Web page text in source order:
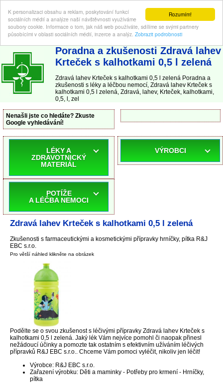
Rozumím!
K personalizaci obsahu a reklam, poskytování funkcí
sociálních médií a analýze naší návštěvnosti využíváme
soubory cookie. Informace o tom, jak náš web používáte, sdílíme se svými partnery
působícími v oblasti sociálních médií, inzerce a analýz. Zobrazit podrobnosti
ABC-LEKARNA.cz | Poradna a zkušenosti s léky a léčbou nemocí
Poradna a zkušenosti Zdravá lahev
Krteček s kalhotkami 0,5 l zelená
Zdravá lahev Krteček s kalhotkami 0,5 l zelená Poradna a
zkušenosti s léky a léčbou nemocí, Zdravá lahev Krteček s
kalhotkami 0,5 l zelená, Zdravá, lahev, Krteček, kalhotkami,
0,5, l, zel
Nenašli jste co hledáte? Zkuste
Google vyhledávání!
LÉKY A
ZDRAVOTNICKÝ
MATERIÁL
POTÍŽE
A LÉČBA NEMOCI
VÝROBCI
Zdravá lahev Krteček s kalhotkami 0,5 l zelená
Zkušenosti s farmaceutickými a kosmetickými přípravky hrníčky, pítka R&J
EBC s.r.o.
Pro větší náhled klikněte na obrázek
Podělte se o svou zkušenost s léčivými přípravky Zdravá lahev Krteček s
kalhotkami 0,5 l zelená. Jaký lék Vám nejvíce pomohl či naopak přinesl
nežádoucí účinky a pomozte tak ostatním s efektivním užíváním léčivých
přípravků R&J EBC s.r.o.. Chceme Vám pomoci vyléčit, nikoliv jen léčit!
Výrobce: R&J EBC s.r.o.
Zařazení výrobku: Děti a maminky - Potřeby pro krmení - Hrníčky,
pítka